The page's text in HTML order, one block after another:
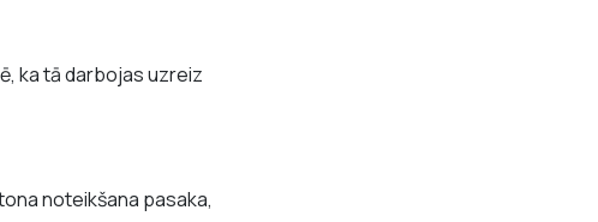
ka tā darbojas uzreiz
noteikšana pasaka,